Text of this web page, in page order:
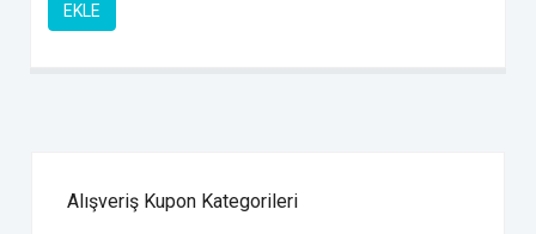
EKLE
Alışveriş Kupon Kategorileri